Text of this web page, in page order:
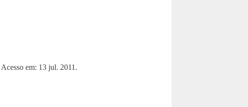
em: 13 jul. 2011.